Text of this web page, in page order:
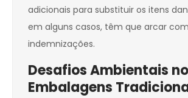
adicionais para substituir os itens
em alguns casos, têm que arcar
indemnizações.
Desafios Ambientais
Embalagens